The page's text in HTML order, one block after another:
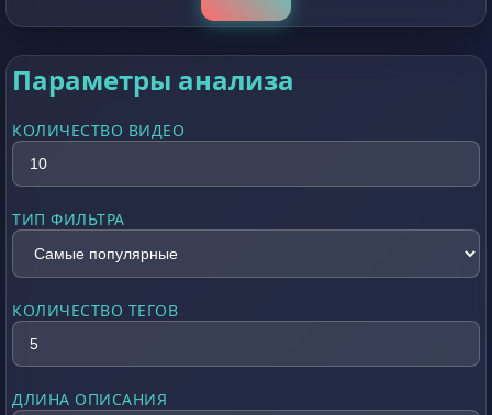
Параметры анализа
КОЛИЧЕСТВО ВИДЕО
ТИП ФИЛЬТРА
КОЛИЧЕСТВО ТЕГОВ
ДЛИНА ОПИСАНИЯ